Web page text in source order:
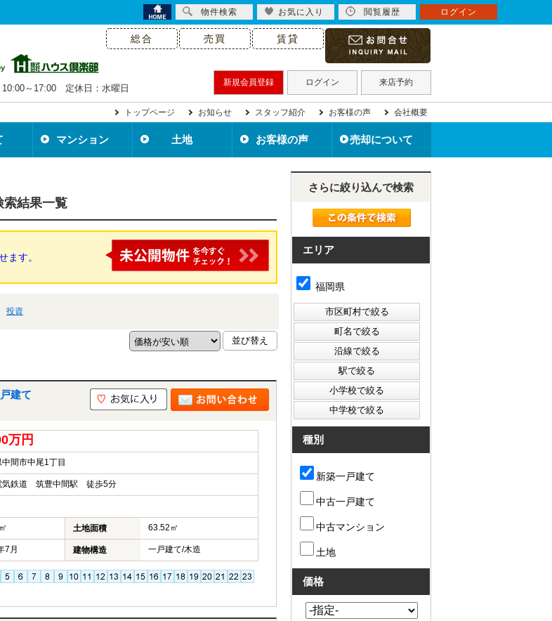
総合 売買 賃貸
新規会員登録 ログイン 来店予約
10:00～17:00 定休日：水曜日
トップページ お知らせ スタッフ紹介 お客様の声 会社概要
マンション 土地 お客様の声 売却について
北九州市の不動産売却
離婚で不動産売却
相続で不動産売却
住み替えで不動産売却
空き家を売却
住宅ローン滞納で売却
不動産買取について
売却事例
無料売却査定
索結果一覧
ます。
投資
建て
万円
間市中尾1丁目
気鉄道 筑豊中間駅 徒歩5分
土地面積 63.52㎡
7月 建物構造 一戸建て/木造
さらに絞り込んで検索
エリア
福岡県
種別
新築一戸建て
中古一戸建て
中古マンション
土地
価格
物件検索 お気に入り 閲覧履歴 ログイン